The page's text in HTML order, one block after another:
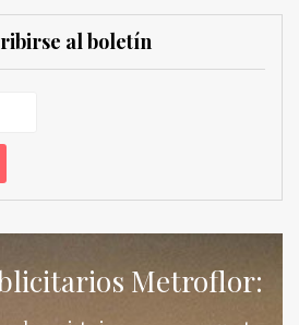
al boletín
Metroflor: